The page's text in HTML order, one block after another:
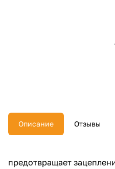
Описание Отзывы
предотвращает
выбранный
%
с
каждые 2
Подробнее